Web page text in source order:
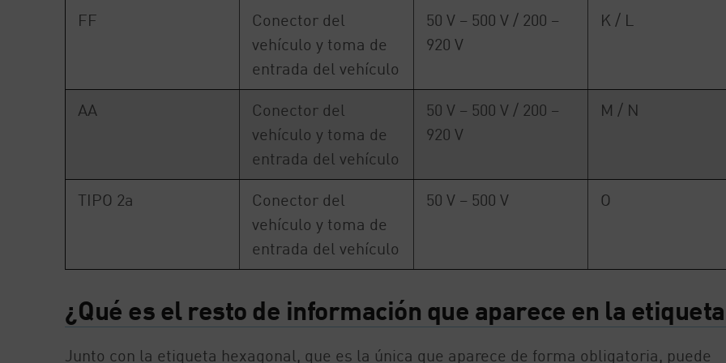
FF
Conector del
vehículo y toma de
entrada del vehículo
50 V – 500 V / 200 –
920 V
K / L
AA
Conector del
vehículo y toma de
entrada del vehículo
50 V – 500 V / 200 –
920 V
M / N
TIPO 2a
Conector del
vehículo y toma de
entrada del vehículo
50 V – 500 V O
¿Qué es el resto de información que aparece en la
Junto con la etiqueta hexagonal, que es la única que aparece de forma obligatoria, puede